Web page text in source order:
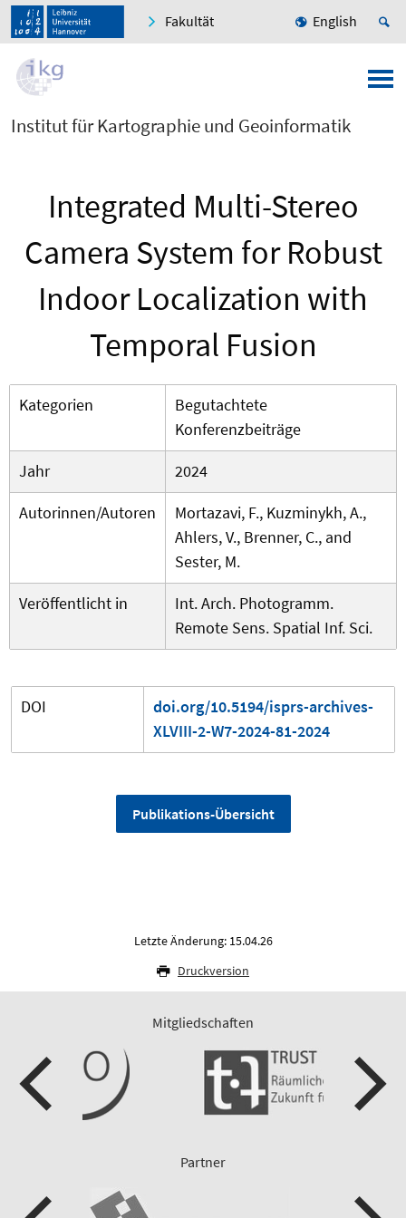
Fakultät English
Institut für Kartographie und Geoinformatik
Integrated Multi-Stereo
Camera System for Robust
Indoor Localization with
Temporal Fusion
Kategorien
Begutachtete
Konferenzbeiträge
Jahr
2024
Autorinnen/Autoren
Mortazavi, F., Kuzminykh, A.,
Ahlers, V., Brenner, C., and
Sester, M.
Veröffentlicht in
Int. Arch. Photogramm.
Remote Sens. Spatial Inf. Sci.
DOI
doi.org/10.5194/isprs-archives-
XLVIII-2-W7-2024-81-2024
Publikations-Übersicht
Letzte Änderung: 15.04.26
Druckversion
Mitgliedschaften
Partner